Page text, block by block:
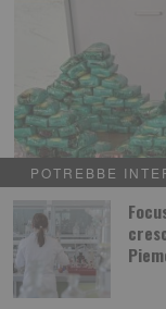
POTREBBE